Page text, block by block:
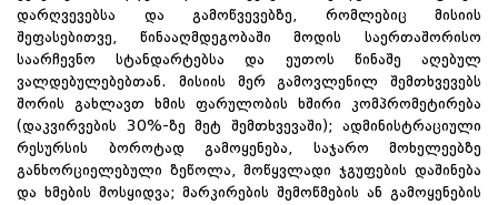
დარღვევებსა და გამოწვევებზე, რომლებიც მისიის
შეფასებითვე, წინააღმდეგობაში მოდის საერთაშორისო
საარჩევნო სტანდარტებსა და ეუთოს წინაშე აღებულ
ვალდებულებებთან. მისიის მერ გამოვლენილ შემთხვევებს
შორის გახლავთ ხმის ფარულობის ხშირი კომპრომეტირება
(დაკვირვების 30%-ზე მეტ შემთხვევაში); ადმინისტრაციული
რესურსის ბოროტად გამოყენება, საჯარო მოხელეებზე
განხორციელებული ზეწოლა, მოწყვლადი ჯგუფების დაშინება
და ხმების მოსყიდვა; მარკირების შემოწმების ან გამოყენების